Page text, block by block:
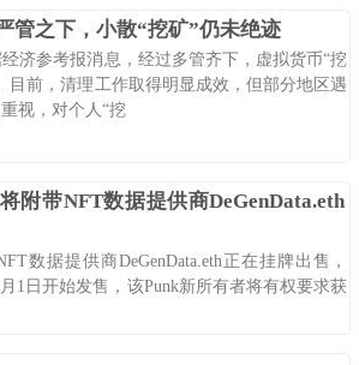
管之下，小散“挖矿”仍未绝迹
济参考报消息，经过多管齐下，虚拟货币“挖
目前，清理工作取得明显成效，但部分地区遇
视，对个人“挖
附带NFT数据提供商DeGenData.eth
数据提供商DeGenData.eth正在挂牌出售，
1日开始发售，该Punk新所有者将有权要求获